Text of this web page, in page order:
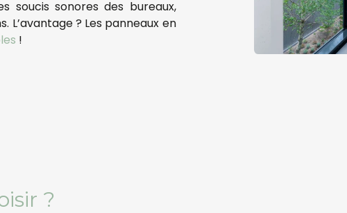
soucis sonores des bureaux,
L’avantage ? Les panneaux en
!
?